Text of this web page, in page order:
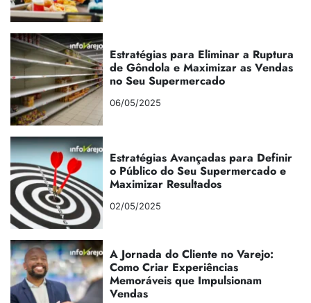
Estratégias para Eliminar a Ruptura
de Gôndola e Maximizar as Vendas
no Seu Supermercado
06/05/2025
Estratégias Avançadas para Definir
o Público do Seu Supermercado e
Maximizar Resultados
02/05/2025
A Jornada do Cliente no Varejo:
Como Criar Experiências
Memoráveis que Impulsionam
Vendas